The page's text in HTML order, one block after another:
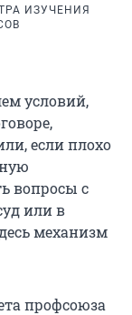
ИЗУЧЕНИЯ
условий,
если плохо
вопросы с
или в
механизм
профсоюза